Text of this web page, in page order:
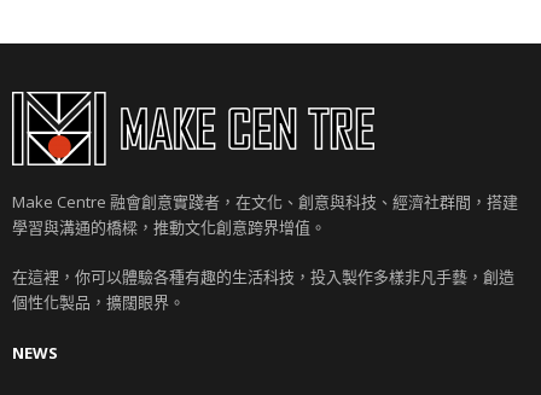
Make Centre 融會創意實踐者，在文化、創意與科技、經濟社群間，搭建
學習與溝通的橋樑，推動文化創意跨界增值。
在這裡，你可以體驗各種有趣的生活科技，投入製作多樣非凡手藝，創造
個性化製品，擴闊眼界。
NEWS